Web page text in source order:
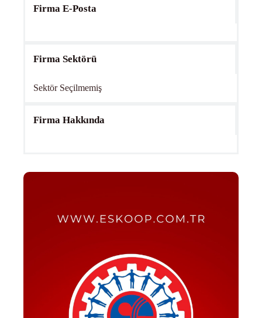
Firma E-Posta
Firma Sektörü
Sektör Seçilmemiş
Firma Hakkında